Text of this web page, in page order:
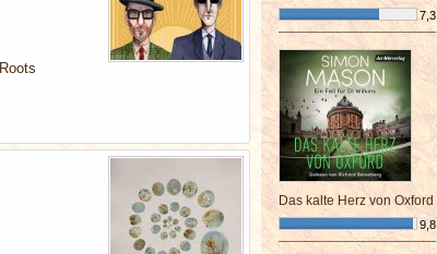
Roots
7,3
¯¯¯¯¯¯¯¯¯¯¯¯¯¯¯¯¯¯¯¯¯¯¯¯
Das kalte Herz von Oxford
9,8
¯¯¯¯¯¯¯¯¯¯¯¯¯¯¯¯¯¯¯¯¯¯¯¯